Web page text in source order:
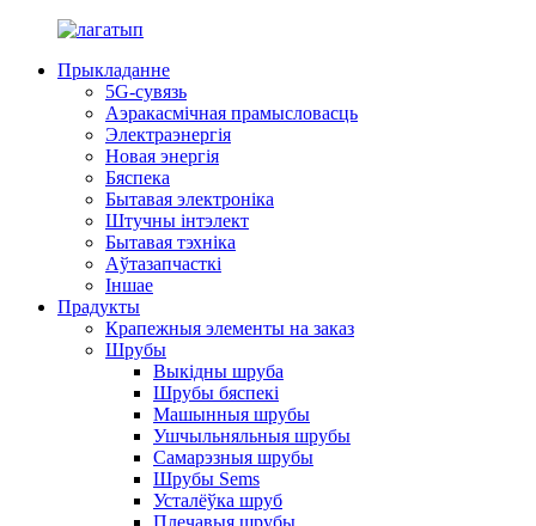
Прыкладанне
5G-сувязь
Аэракасмічная прамысловасць
Электраэнергія
Новая энергія
Бяспека
Бытавая электроніка
Штучны інтэлект
Бытавая тэхніка
Аўтазапчасткі
Іншае
Прадукты
Крапежныя элементы на заказ
Шрубы
Выкідны шруба
Шрубы бяспекі
Машынныя шрубы
Ушчыльняльныя шрубы
Самарэзныя шрубы
Шрубы Sems
Усталёўка шруб
Плечавыя шрубы